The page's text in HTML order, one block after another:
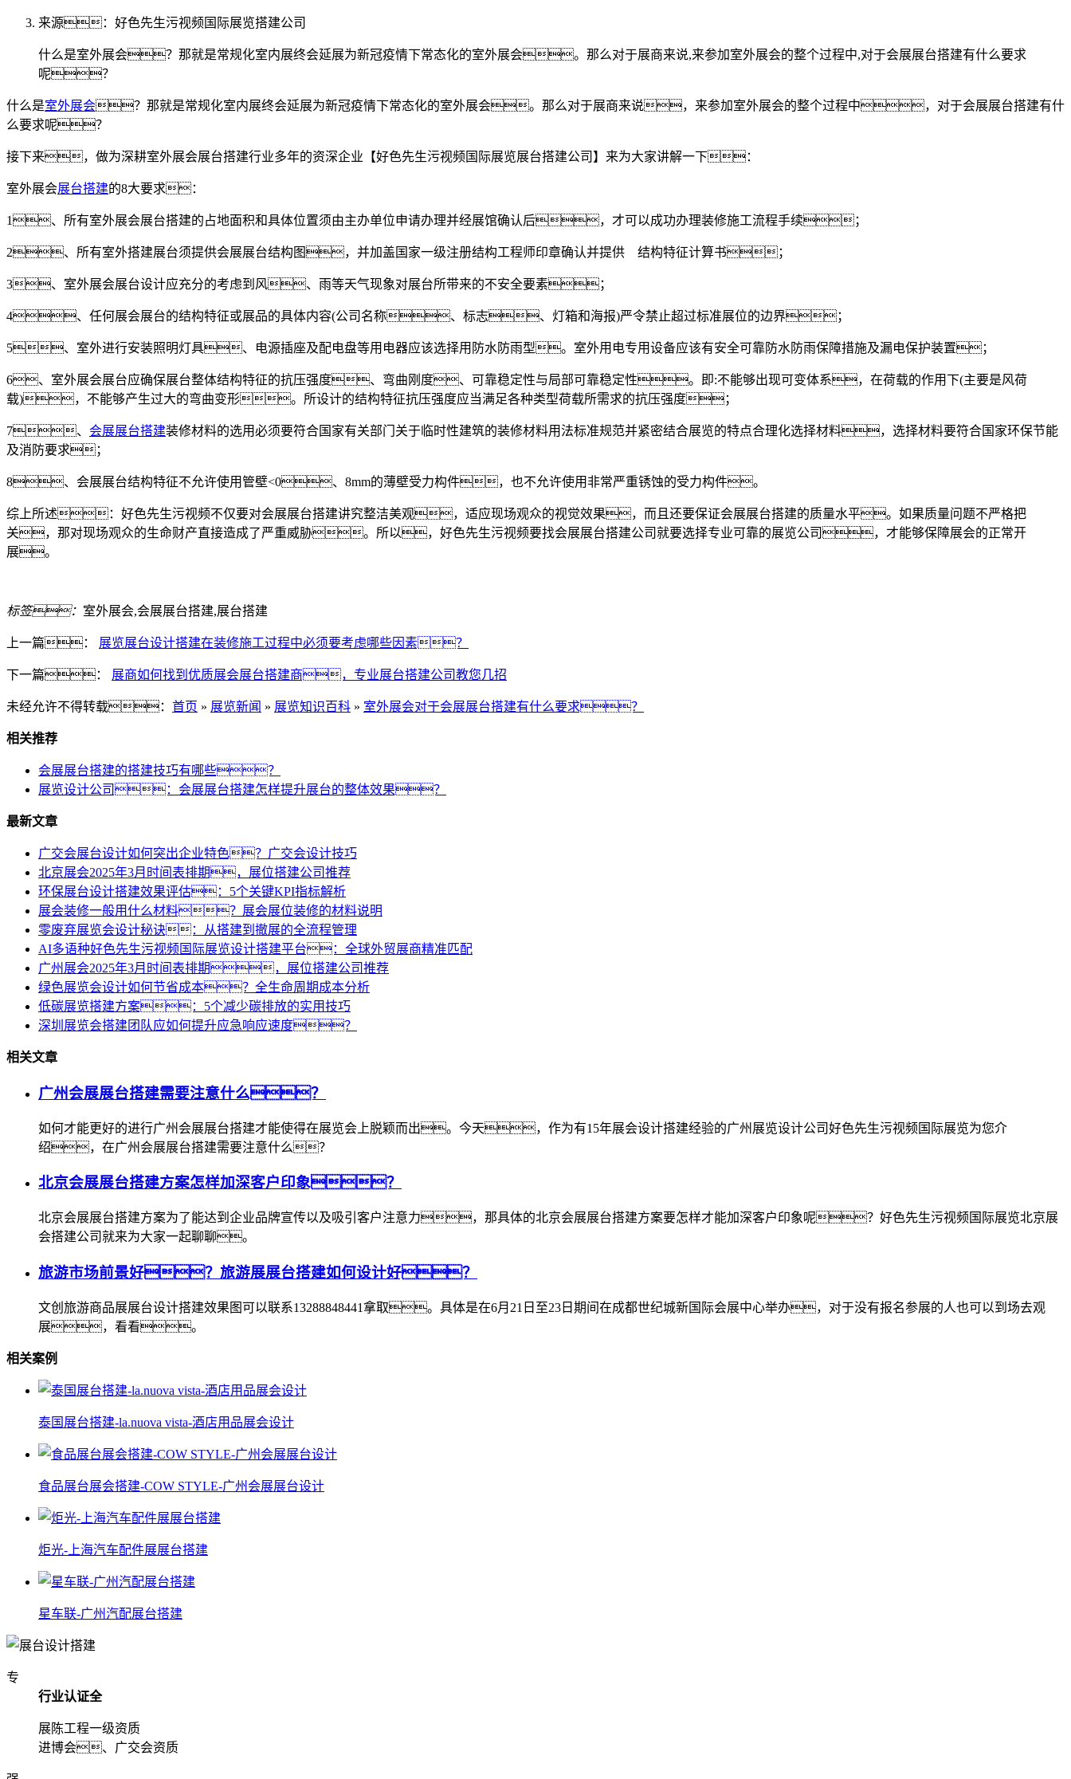
来源：好色先生污视频国际展览搭建公司
什么是室外展会？那就是常规化室内展终会延展为新冠疫情下常态化的室外展会。那么对于展商来说,来参加室外展会的整个过程中,对于会展展台搭建有什么要求
呢？
什么是室外展会？那就是常规化室内展终会延展为新冠疫情下常态化的室外展会。那么对于展商来说，来参加室外展会的整个过程中，对于会展展台搭建有什
么要求呢？
接下来，做为深耕室外展会展台搭建行业多年的资深企业【好色先生污视频国际展览展台搭建公司】来为大家讲解一下：
室外展会展台搭建的8大要求：
1、所有室外展会展台搭建的占地面积和具体位置须由主办单位申请办理并经展馆确认后，才可以成功办理装修施工流程手续；
2、所有室外搭建展台须提供会展展台结构图，并加盖国家一级注册结构工程师印章确认并提供 结构特征计算书；
3、室外展会展台设计应充分的考虑到风、雨等天气现象对展台所带来的不安全要素；
4、任何展会展台的结构特征或展品的具体内容(公司名称、标志、灯箱和海报)严令禁止超过标准展位的边界；
5、室外进行安装照明灯具、电源插座及配电盘等用电器应该选择用防水防雨型。室外用电专用设备应该有安全可靠防水防雨保障措施及漏电保护装置；
6、室外展会展台应确保展台整体结构特征的抗压强度、弯曲刚度、可靠稳定性与局部可靠稳定性。即:不能够出现可变体系，在荷载的作用下(主要是风荷
载)，不能够产生过大的弯曲变形。所设计的结构特征抗压强度应当满足各种类型荷载所需求的抗压强度；
7、 会展展台搭建装修材料的选用必须要符合国家有关部门关于临时性建筑的装修材料用法标准规范并紧密结合展览的特点合理化选择材料，选择材料要符合国家环保节能
及消防要求；
8、会展展台结构特征不允许使用管壁<0、8mm的薄壁受力构件，也不允许使用非常严重锈蚀的受力构件。
综上所述：好色先生污视频不仅要对会展展台搭建讲究整洁美观，适应现场观众的视觉效果，而且还要保证会展展台搭建的质量水平。如果质量问题不严格把
关，那对现场观众的生命财产直接造成了严重威胁。所以，好色先生污视频要找会展展台搭建公司就要选择专业可靠的展览公司，才能够保障展会的正常开
展。
标签： 室外展会,会展展台搭建,展台搭建
上一篇： 展览展台设计搭建在装修施工过程中必须要考虑哪些因素？
下一篇： 展商如何找到优质展会展台搭建商，专业展台搭建公司教您几招
未经允许不得转载： 首页 » 展览新闻 » 展览知识百科 » 室外展会对于会展展台搭建有什么要求？
相关推荐
会展展台搭建的搭建技巧有哪些？
展览设计公司：会展展台搭建怎样提升展台的整体效果？
最新文章
广交会展台设计如何突出企业特色？广交会设计技巧
北京展会2025年3月时间表排期，展位搭建公司推荐
环保展台设计搭建效果评估：5个关键KPI指标解析
展会装修一般用什么材料？展会展位装修的材料说明
零废弃展览会设计秘诀：从搭建到撤展的全流程管理
AI多语种好色先生污视频国际展览设计搭建平台：全球外贸展商精准匹配
广州展会2025年3月时间表排期，展位搭建公司推荐
绿色展览会设计如何节省成本？全生命周期成本分析
低碳展览搭建方案：5个减少碳排放的实用技巧
深圳展览会搭建团队应如何提升应急响应速度？
相关文章
广州会展展台搭建需要注意什么？
如何才能更好的进行广州会展展台搭建才能使得在展览会上脱颖而出。今天，作为有15年展会设计搭建经验的广州展览设计公司好色先生污视频国际展览为您介
绍，在广州会展展台搭建需要注意什么？
北京会展展台搭建方案怎样加深客户印象？
北京会展展台搭建方案为了能达到企业品牌宣传以及吸引客户注意力，那具体的北京会展展台搭建方案要怎样才能加深客户印象呢？好色先生污视频国际展览北京展
会搭建公司就来为大家一起聊聊。
旅游市场前景好？旅游展展台搭建如何设计好？
文创旅游商品展展台设计搭建效果图可以联系13288848441拿取。具体是在6月21日至23日期间在成都世纪城新国际会展中心举办，对于没有报名参展的人也可以到场去观
展，看看。
相关案例
泰国展台搭建-la.nuova vista-酒店用品展会设计
食品展台展会搭建-COW STYLE-广州会展展台设计
炬光-上海汽车配件展展台搭建
星车联-广州汽配展台搭建
专
行业认证全
展陈工程一级资质
进博会、广交会资质